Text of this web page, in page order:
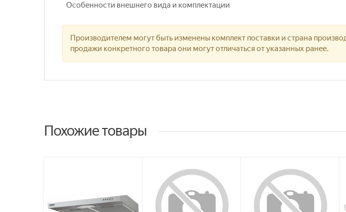
Особенности внешнего вида и комплектации
Производителем могут быть изменены комплект поставки и страна
продажи конкретного товара они могут отличаться от указанных ранее.
Похожие товары